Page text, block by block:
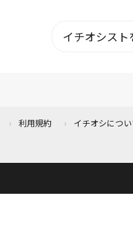
イチオシスト
利用規約 イチオシについ